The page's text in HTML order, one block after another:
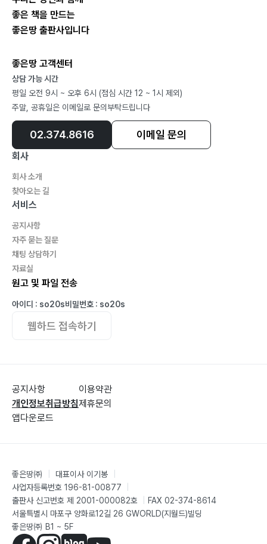
(3) 관련 문제 풀이
제8장 경제적 효율성과 완전경쟁시장
(1) 소비에서의 파레토 최적
(3) 완전경쟁시장과 파레토 최적
(4) 관련 문제 풀이
제9장 시장의 실패
(1) 상품 정보의 부족
(2) 정보의 비대칭
(3) 외부효과
(4) 공공재의 배분
(5) 경쟁의 부족
(6) 관련 문제 풀이
제2부 거시경제학
제1장 국민소득과 경제성장
(1) 국내총생산(GDP)과 국민총생산(GNP)
(2) 경제성장률의 측정
(3) 국민소득 3면 등가의 법칙
(7) 관련 문제 풀이
제2장 물가와 인플레이션
(1) 물가지수의 종류와 산정
(4) 인플레이션의 원인과 대책
(5) 관련 문제 풀이
제3장 환율과 대외거래
(1) 환율과 물가와의 관계
(2) 환율에 영향을 미치는 경제변수
좋은 책을 만드는
좋은땅 출판사입니다
좋은땅 고객센터
상담 가능 시간
평일 오전 9시 ~ 오후 6시 (점심 시간 12 ~ 1시 제외)
주말, 공휴일은 이메일로 문의부탁드립니다
02.374.8616 이메일 문의
회사
회사 소개
찾아오는 길
서비스
공지사항
자주 묻는 질문
채팅 상담하기
자료실
원고 및 파일 전송
아이디 : so20s비밀번호 : so20s
웹하드 접속하기
공지사항
개인정보취급방침
앱다운로드
이용약관
제휴문의
좋은땅㈜ 대표이사 이기봉
사업자등록번호 196-81-00877
출판사 신고번호 제 2001-000082호
FAX 02-374-8614
서울특별시 마포구 양화로12길 26 GWORLD(지월드)빌딩
좋은땅㈜ B1 ~ 5F